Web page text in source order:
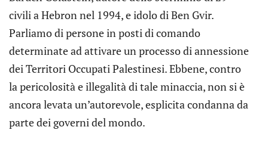
civili a Hebron nel 1994, e idolo di Ben Gvir.
Parliamo di persone in posti di comando
determinate ad attivare un processo di annessione
dei Territori Occupati Palestinesi. Ebbene, contro
la pericolosità e illegalità di tale minaccia, non si è
ancora levata un’autorevole, esplicita condanna da
parte dei governi del mondo.